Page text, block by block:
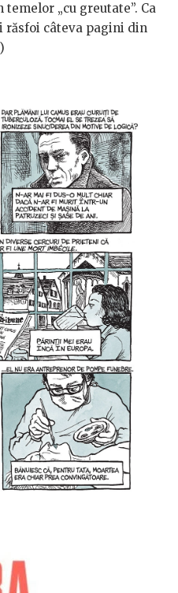
temelor „cu greutate”. Ca
răsfoi câteva pagini din
)